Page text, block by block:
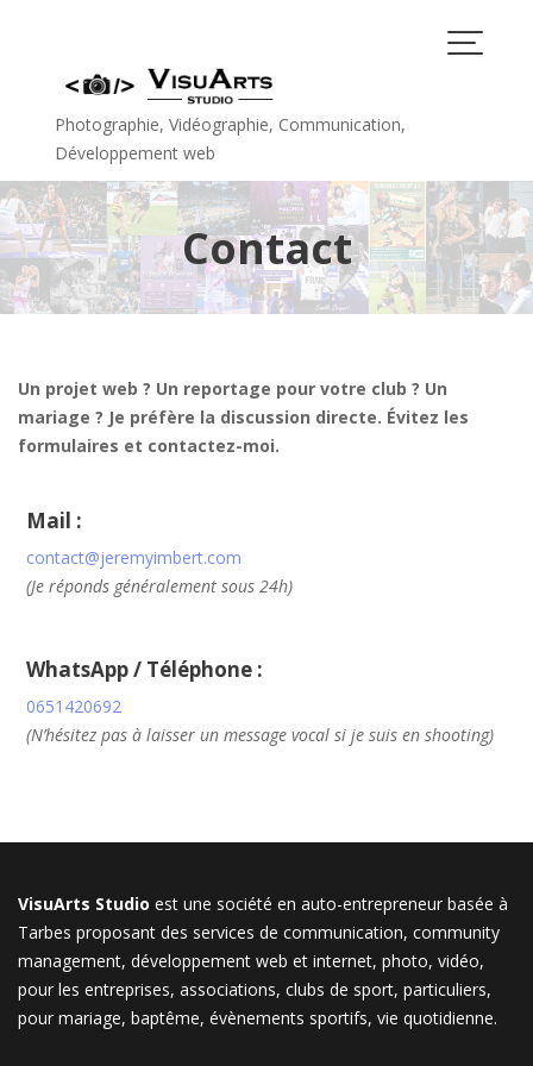
Photographie, Vidéographie, Communication,
Développement web
Contact
Un projet web ? Un reportage pour votre club ? Un
mariage ? Je préfère la discussion directe. Évitez les
formulaires et contactez-moi.
Mail :
contact@jeremyimbert.com
(Je réponds généralement sous 24h)
WhatsApp / Téléphone :
0651420692
(N’hésitez pas à laisser un message vocal si je suis en shooting)
VisuArts Studio est une société en auto-entrepreneur basée à
Tarbes proposant des services de communication, community
management, développement web et internet, photo, vidéo,
pour les entreprises, associations, clubs de sport, particuliers,
pour mariage, baptême, évènements sportifs, vie quotidienne.